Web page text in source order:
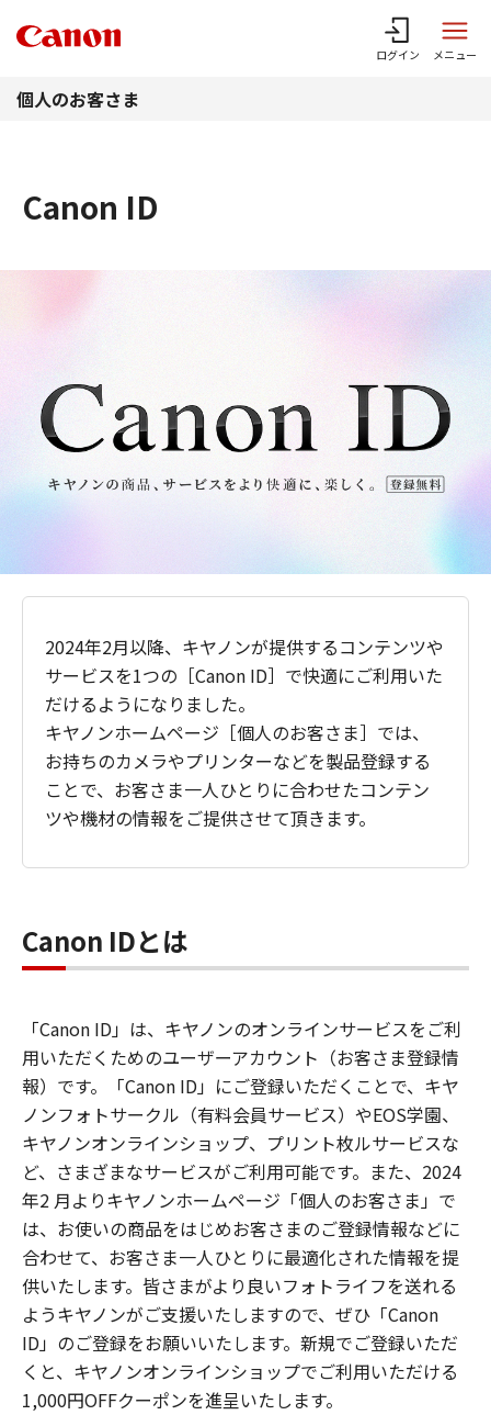
ログイン メニュー
個人のお客さま
Canon ID
2024年2月以降、キヤノンが提供するコンテンツや
サービスを1つの［Canon ID］で快適にご利用いた
だけるようになりました。
キヤノンホームページ［個人のお客さま］では、
お持ちのカメラやプリンターなどを製品登録する
ことで、お客さま一人ひとりに合わせたコンテン
ツや機材の情報をご提供させて頂きます。
Canon IDとは
「Canon ID」は、キヤノンのオンラインサービスをご利
用いただくためのユーザーアカウント（お客さま登録情
報）です。「Canon ID」にご登録いただくことで、キヤ
ノンフォトサークル（有料会員サービス）やEOS学園、
キヤノンオンラインショップ、プリント枚ルサービスな
ど、さまざまなサービスがご利用可能です。また、2024
年2 月よりキヤノンホームページ「個人のお客さま」で
は、お使いの商品をはじめお客さまのご登録情報などに
合わせて、お客さま一人ひとりに最適化された情報を提
供いたします。皆さまがより良いフォトライフを送れる
ようキヤノンがご支援いたしますので、ぜひ「Canon
ID」のご登録をお願いいたします。新規でご登録いただ
くと、キヤノンオンラインショップでご利用いただける
1,000円OFFクーポンを進呈いたします。